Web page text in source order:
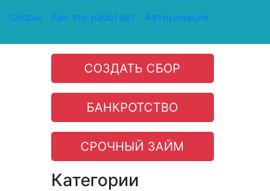
Сборы Как это работает Авторизация
СОЗДАТЬ СБОР
БАНКРОТСТВО
СРОЧНЫЙ ЗАЙМ
Категории